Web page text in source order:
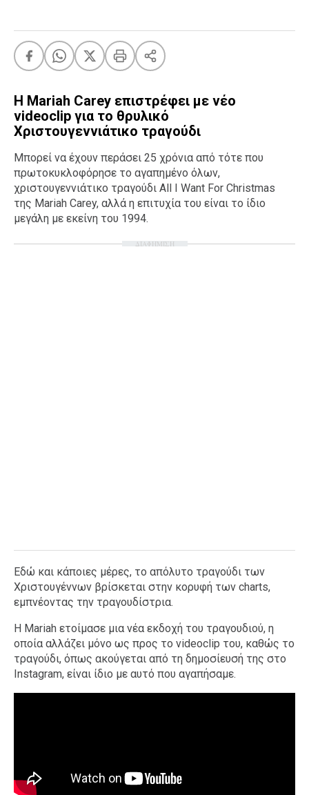
A-List LGBTQI+
Xmas
LIFE
Food
Body+Mind
Ταξίδια
Style
Σπίτι
Family
Η Mariah Carey επιστρέφει με νέο
videoclip για το θρυλικό
Χριστουγεννιάτικο τραγούδι
Mπορεί να έχουν περάσει 25 χρόνια από τότε που
πρωτοκυκλοφόρησε το αγαπημένο όλων,
χριστουγεννιάτικο τραγούδι All I Want For Christmas
της Mariah Carey, αλλά η επιτυχία του είναι το ίδιο
μεγάλη με εκείνη του 1994.
ΔΙΑΦΗΜΙΣΗ
Εδώ και κάποιες μέρες, το απόλυτο τραγούδι των
Χριστουγέννων βρίσκεται στην κορυφή των charts,
εμπνέοντας την τραγουδίστρια.
Η Mariah ετοίμασε μια νέα εκδοχή του τραγουδιού, η
οποία αλλάζει μόνο ως προς το videoclip του, καθώς το
τραγούδι, όπως ακούγεται από τη δημοσίευσή της στο
Instagram, είναι ίδιο με αυτό που αγαπήσαμε.